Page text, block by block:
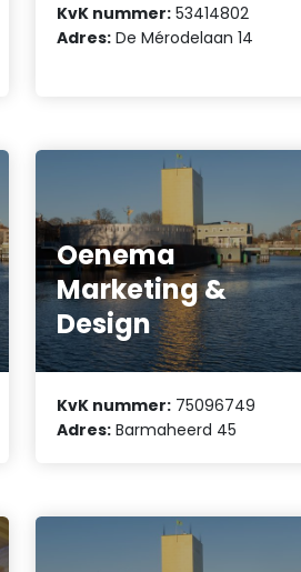
KvK nummer: 53414802
Adres: De Mérodelaan 14
Oenema
Marketing &
Design
KvK nummer: 75096749
Adres: Barmaheerd 45